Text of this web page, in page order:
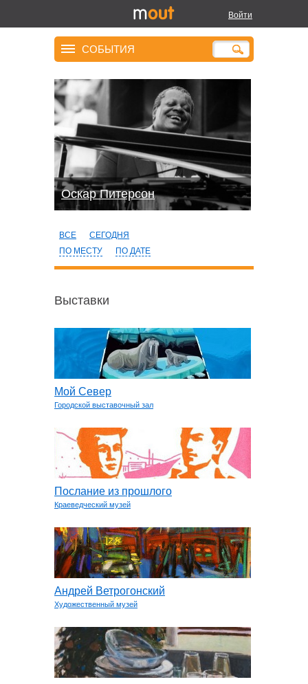
Войти
СОБЫТИЯ
Оскар Питерсон
ВСЕ
СЕГОДНЯ
ПО МЕСТУ
ПО ДАТЕ
Выставки
Мой Север
Городской выставочный зал
Послание из прошлого
Краеведческий музей
Андрей Ветрогонский
Художественный музей